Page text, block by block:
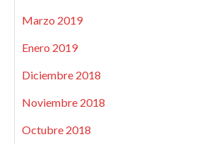
Marzo 2019
Enero 2019
Diciembre 2018
Noviembre 2018
Octubre 2018